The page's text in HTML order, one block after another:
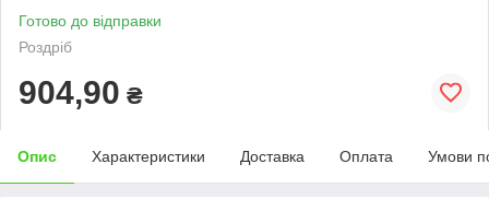
Готово до відправки
Роздріб
904,90 ₴
Опис Характеристики Доставка Оплата Умови